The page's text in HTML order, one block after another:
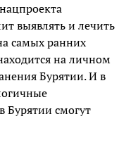
выявлять и лечить
самых ранних
на личном
Бурятии. И в
Бурятии смогут